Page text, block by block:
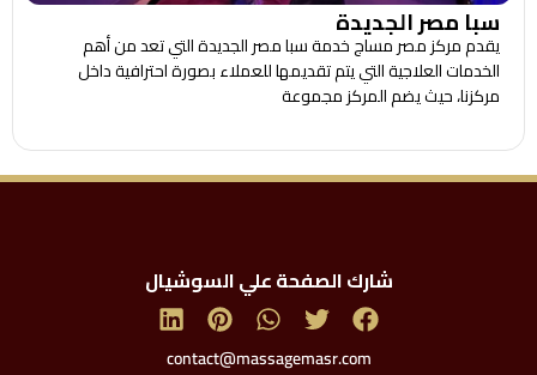
سبا مصر الجديدة
يقدم مركز مصر مساج خدمة سبا مصر الجديدة التي تعد من أهم
الخدمات العلاجية التي يتم تقديمها للعملاء بصورة احترافية داخل
مركزنا، حيث يضم المركز مجموعة
شارك الصفحة علي السوشيال
contact@massagemasr.com